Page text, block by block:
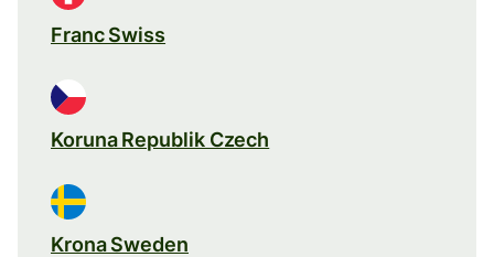
Franc Swiss
Koruna Republik Czech
Krona Sweden